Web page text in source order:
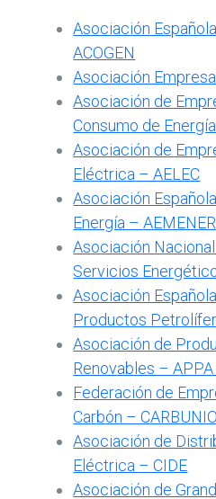
Asociación
ACOGEN
Asociación
Asociación de
Consumo de
Asociación de
Eléctrica – AELEC
Asociación
Energía – AEMENER
Asociación
Servicios
Asociación
Productos
Asociación de
Renovables –
Federación de
Carbón –
Asociación de
Eléctrica – CIDE
Asociación de